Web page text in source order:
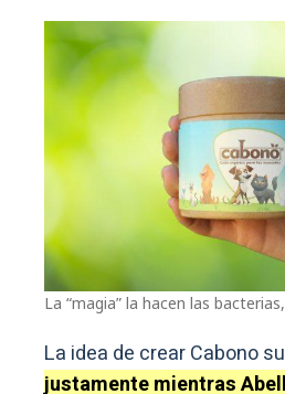
La “magia” la hacen las
La idea de crear Cabono
justamente mientras